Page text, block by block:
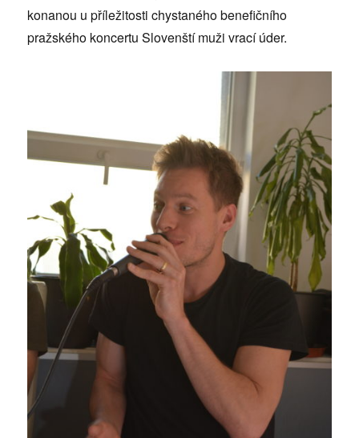
konanou u příležitosti chystaného benefičního
pražského koncertu Slovenští muži vrací úder.